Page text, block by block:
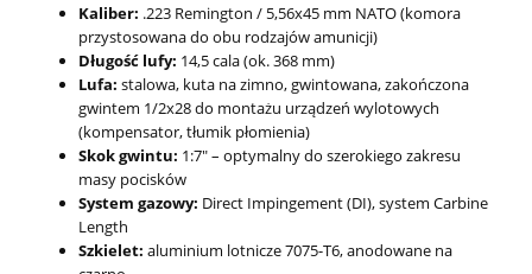
Kaliber: .223 Remington / 5,56x45 mm NATO (komora
przystosowana do obu rodzajów amunicji)
Długość lufy: 14,5 cala (ok. 368 mm)
Lufa: stalowa, kuta na zimno, gwintowana, zakończona
gwintem 1/2x28 do montażu urządzeń wylotowych
(kompensator, tłumik płomienia)
Skok gwintu: 1:7" – optymalny do szerokiego zakresu
masy pocisków
System gazowy: Direct Impingement (DI), system Carbine
Length
Szkielet: aluminium lotnicze 7075-T6, anodowane na